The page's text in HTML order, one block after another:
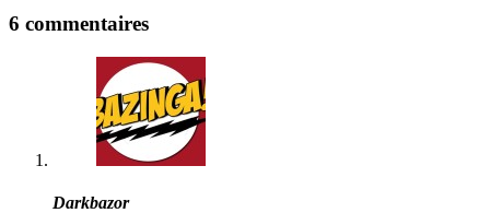
6 commentaires
Darkbazor